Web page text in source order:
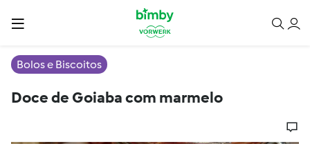
Bolos e Biscoitos
Doce de Goiaba com marmelo